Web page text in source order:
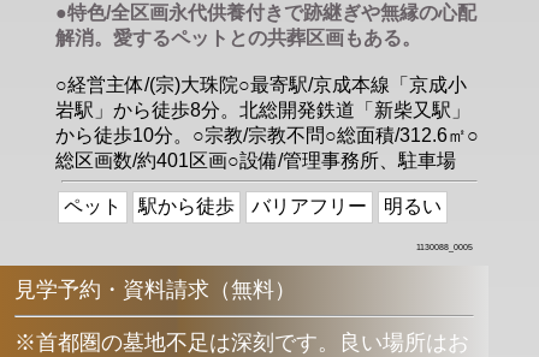
●特色/全区画永代供養付きで跡継ぎや無縁の心配
解消。愛するペットとの共葬区画もある。
○経営主体/(宗)大珠院○最寄駅/京成本線「京成小
岩駅」から徒歩8分。北総開発鉄道「新柴又駅」
から徒歩10分。○宗教/宗教不問○総面積/312.6㎡○
総区画数/約401区画○設備/管理事務所、駐車場
ペット 駅から徒歩 バリアフリー 明るい
1130088_0005
見学予約・資料請求（無料）
※首都圏の墓地不足は深刻です。良い場所はお